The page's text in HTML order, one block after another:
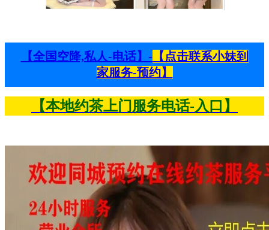
【全国空降,私人-电话】- 【点击联系小妹到
家服务-预约】
【本地约茶上门服务电话-入口】